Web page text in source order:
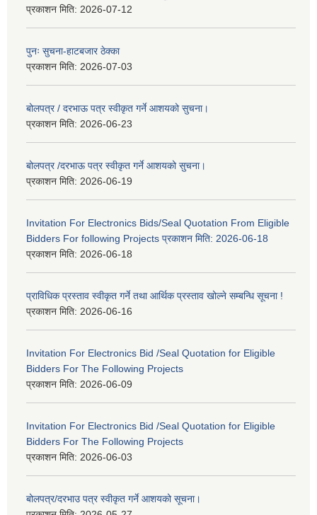
प्रकाशन मिति: 2026-07-12
पुनः सुचना-हाटबजार ठेक्का
प्रकाशन मिति: 2026-07-03
बोलपत्र / दरभाऊ पत्र स्वीकृत गर्ने आशयको सुचना।
प्रकाशन मिति: 2026-06-23
बोलपत्र /दरभाऊ पत्र स्वीकृत गर्ने आशयको सुचना।
प्रकाशन मिति: 2026-06-19
Invitation For Electronics Bids/Seal Quotation From Eligible
Bidders For following Projects प्रकाशन मिति: 2026-06-18
प्रकाशन मिति: 2026-06-18
प्राविधिक प्रस्ताव स्वीकृत गर्ने तथा आर्थिक प्रस्ताव खोल्ने सम्बन्धि सूचना !
प्रकाशन मिति: 2026-06-16
Invitation For Electronics Bid /Seal Quotation for Eligible
Bidders For The Following Projects
प्रकाशन मिति: 2026-06-09
Invitation For Electronics Bid /Seal Quotation for Eligible
Bidders For The Following Projects
प्रकाशन मिति: 2026-06-03
बोलपत्र/दरभाउ पत्र स्वीकृत गर्ने आशयको सूचना।